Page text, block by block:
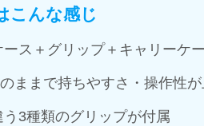
こんな感じ
ース＋グリップ＋キャリーケ
ままで持ちやすさ・操作性が
う3種類のグリップが付属